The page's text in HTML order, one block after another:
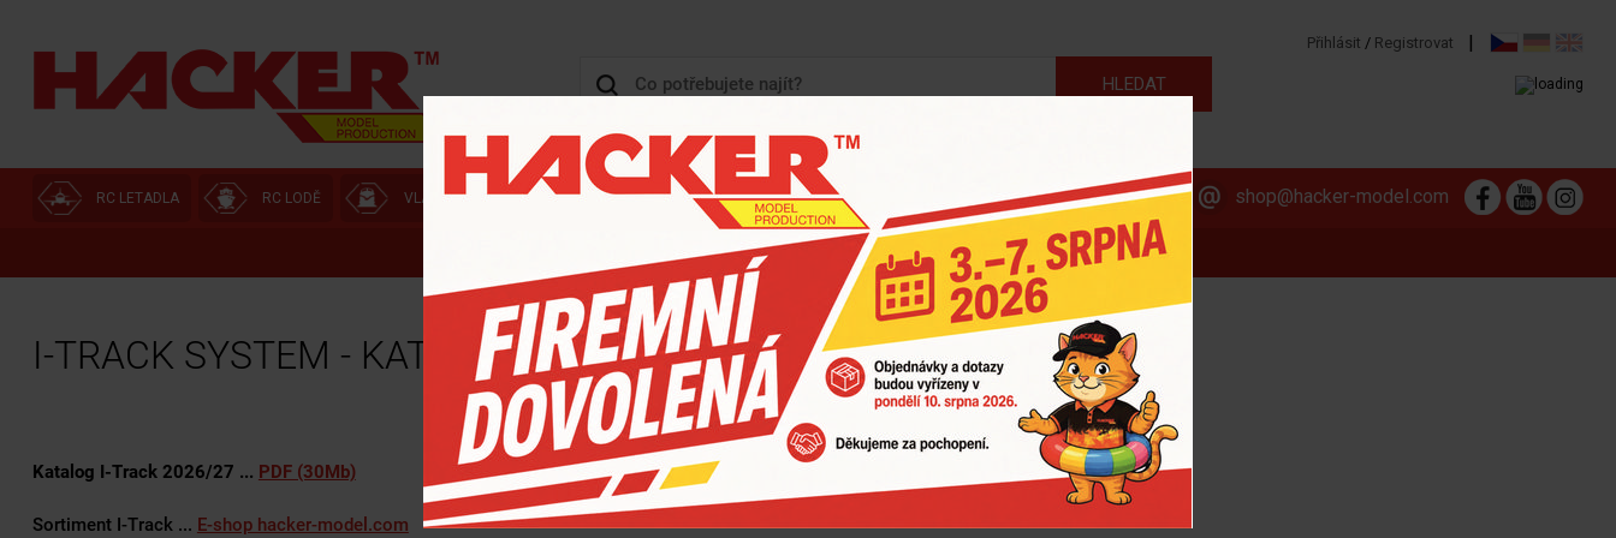
Přihlásit / Registrovat |
RC LETADLA RC LODĚ VLÁČKOVNA 3D TISK, 3D KONSTRUKCE KARTONY - KRABICE +420 313 564 381 shop@hacker-model.com
ZOBRAZIT HLAVNÍ KATEGORIE
I-TRACK SYSTEM - KATALOG 2026 / 2027 KE STAŽENÍ
Katalog I-Track 2026/27 ... PDF (30Mb)
Sortiment I-Track ... E-shop hacker-model.com